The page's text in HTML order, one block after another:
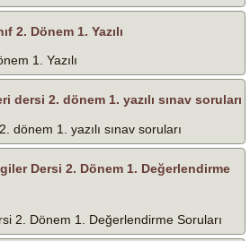
2. Dönem 1. Yazılı
1. Yazılı
dersi 2. dönem 1. yazılı sınav soruları
dönem 1. yazılı sınav soruları
Dersi 2. Dönem 1. Değerlendirme
2. Dönem 1. Değerlendirme Soruları